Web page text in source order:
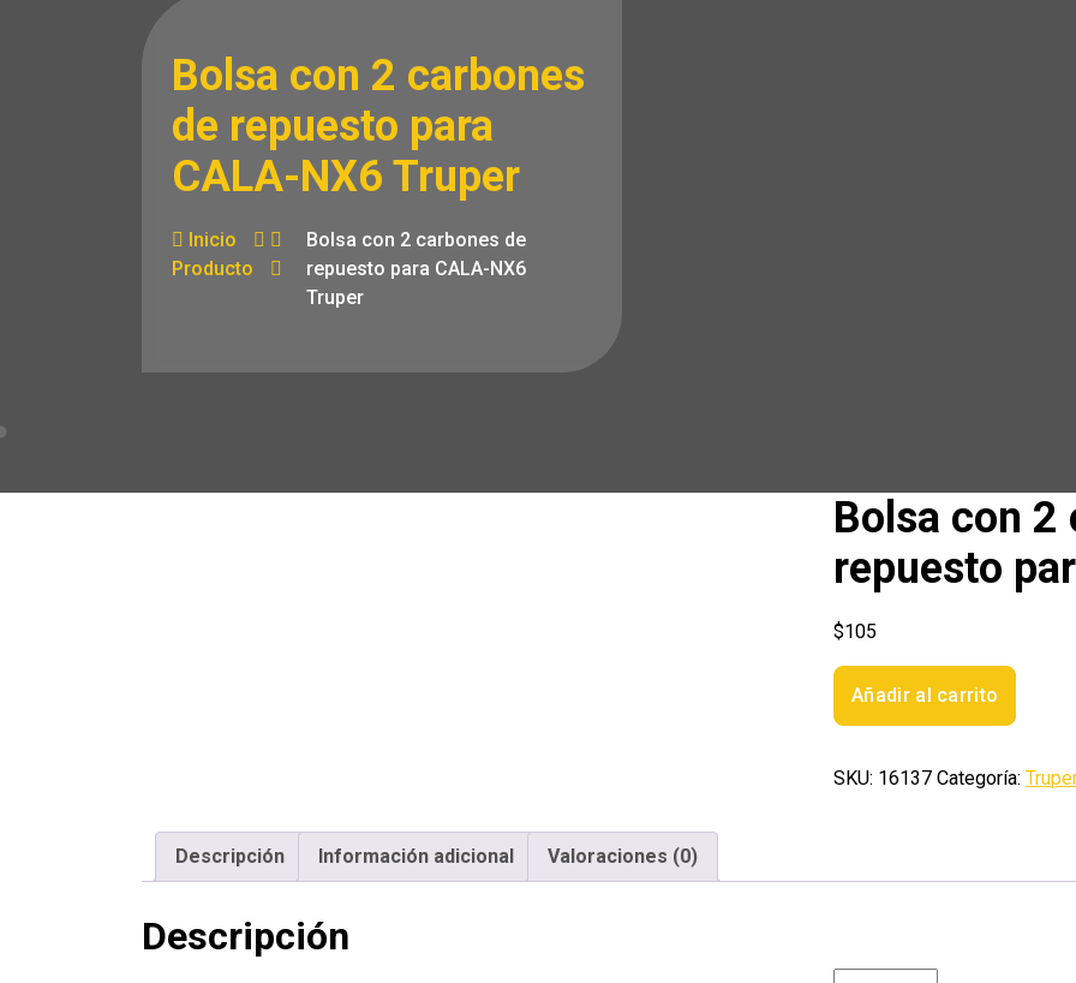
Bolsa con 2 carbones
de repuesto para
CALA-NX6 Truper
Inicio
Producto
Bolsa con 2 carbones de
repuesto para CALA-NX6
Truper
Bolsa con 2
repuesto
$105
Bolsa
con
carbones
CALA-
cantidad
Añadir al carrito
SKU: 16137 Categoría:
Descripción Información adicional Valoraciones (0)
Descripción